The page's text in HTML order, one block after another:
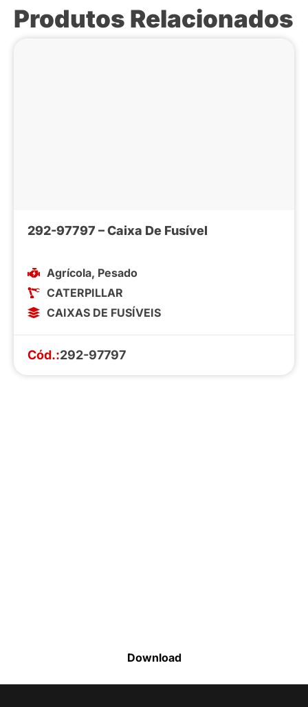
Produtos Relacionados
292-97797 – Caixa De Fusível
Agrícola, Pesado
CATERPILLAR
CAIXAS DE FUSÍVEIS
Cód.:292-97797
Download